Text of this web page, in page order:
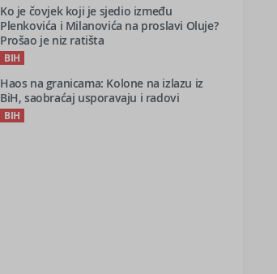
Ko je čovjek koji je sjedio između
Plenkovića i Milanovića na proslavi Oluje?
Prošao je niz ratišta
BIH
Haos na granicama: Kolone na izlazu iz
BiH, saobraćaj usporavaju i radovi
BIH